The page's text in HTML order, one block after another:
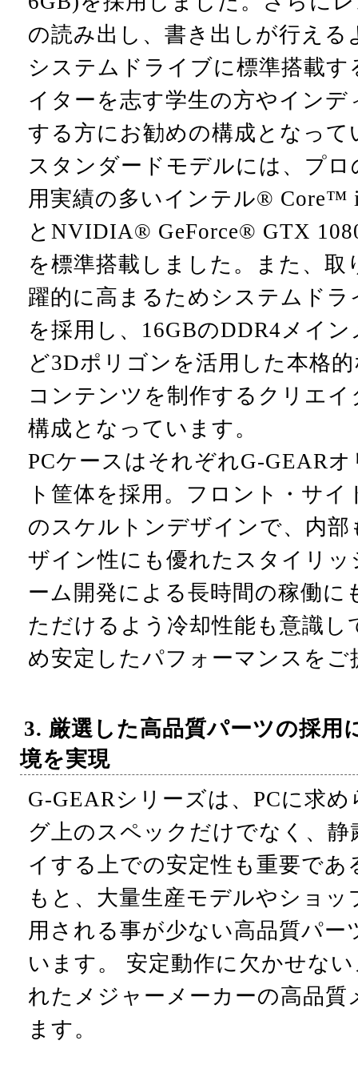
の読み出し、書き出しが行える
システムドライブに標準搭載
イターを志す学生の方やインデ
する方にお勧めの構成となって
スタンダードモデルには、プ
用実績の多いインテル® Core™
とNVIDIA® GeForce® GTX
を標準搭載しました。また、取
躍的に高まるためシステムドラ
を採用し、16GBのDDR4メイ
ど3Dポリゴンを活用した本格
コンテンツを制作するクリエ
構成となっています。
PCケースはそれぞれG-GEAR
ト筐体を採用。フロント・サ
のスケルトンデザインで、内部
ザイン性にも優れたスタイリ
ーム開発による長時間の稼働に
ただけるよう冷却性能も意識し
め安定したパフォーマンスをご
3. 厳選した高品質パーツの採用
境を実現
G-GEARシリーズは、PCに求
グ上のスペックだけでなく、
イする上での安定性も重要で
もと、大量生産モデルやショッ
用される事が少ない高品質パー
います。 安定動作に欠かせな
れたメジャーメーカーの高品質
ます。